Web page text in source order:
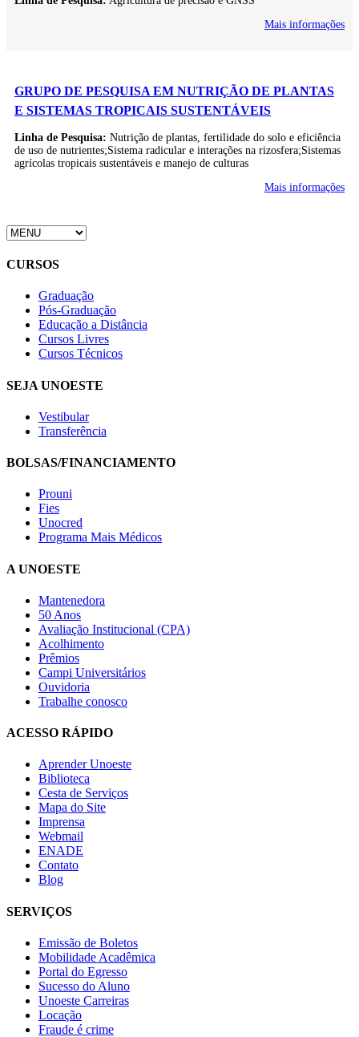
Mais informações
GRUPO DE PESQUISA EM NUTRIÇÃO DE PLANTAS
E SISTEMAS TROPICAIS SUSTENTÁVEIS
Linha de Pesquisa: Nutrição de plantas, fertilidade do solo e eficiência
de uso de nutrientes;Sistema radicular e interações na rizosfera;Sistemas
agrícolas tropicais sustentáveis e manejo de culturas
Mais informações
CURSOS
Graduação
Pós-Graduação
Educação a Distância
Cursos Livres
Cursos Técnicos
SEJA UNOESTE
Vestibular
Transferência
BOLSAS/FINANCIAMENTO
Prouni
Fies
Unocred
Programa Mais Médicos
A UNOESTE
Mantenedora
50 Anos
Avaliação Institucional (CPA)
Acolhimento
Prêmios
Campi Universitários
Ouvidoria
Trabalhe conosco
ACESSO RÁPIDO
Aprender Unoeste
Biblioteca
Cesta de Serviços
Mapa do Site
Imprensa
Webmail
ENADE
Contato
Blog
SERVIÇOS
Emissão de Boletos
Mobilidade Acadêmica
Portal do Egresso
Sucesso do Aluno
Unoeste Carreiras
Locação
Fraude é crime